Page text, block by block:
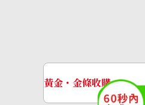
Hermes
收購參考
NTD
黃金・金條收購